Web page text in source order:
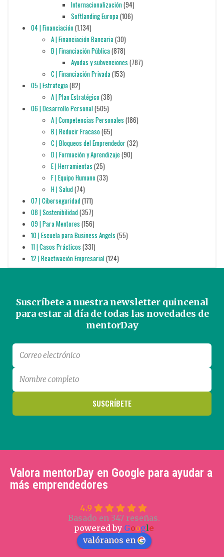
Internacionalización(94)
Softlanding Europa(106)
04 | Financiación(1.134)
A | Financiación Bancaria(30)
B | Financiación Pública(878)
Ayudas y subvenciones (787)
C | Financiación Privada(153)
05 | Estrategia(82)
A | Plan Estratégico(38)
06 | Desarrollo Personal(505)
A | Competencias Personales (186)
B | Reducir Fracaso(65)
C | Bloqueos del Emprendedor(32)
D | Formación y Aprendizaje (90)
E | Herramientas (25)
F | Equipo Humano(33)
H | Salud(74)
07 | Ciberseguridad(171)
08 | Sostenibilidad(357)
09 | Para Mentores (156)
10 | Escuela para Business Angels (55)
11 | Casos Prácticos (331)
12 | Reactivación Empresarial(124)
Suscríbete a nuestra newsletter quincenal
para estar al día de todas las novedades de
mentorDay
Valora mentorDay en Google para ayudar a
más emprendedores
4.9
Basado en 347 reseñas.
powered by Google
valóranos en